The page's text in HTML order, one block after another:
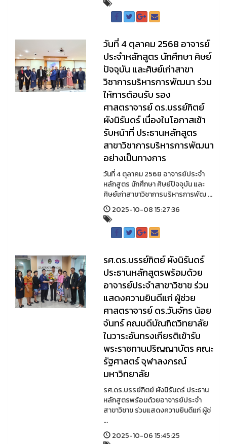
วันที่ 4 ตุลาคม 2568 อาจารย์
ประจำหลักสูตร นักศึกษา ศิษย์
ปัจจุบัน และศิษย์เก่าสาขา
วิชาการบริหารการพัฒนา ร่วม
ให้การต้อนรับ รอง
ศาสตราจารย์ ดร.บรรย์ฑิตย์
ผังนิรันดร์ เนื่องในโอกาสเข้า
รับหน้าที่ ประธานหลักสูตร
สาขาวิชาการบริหารการพัฒนา
อย่างเป็นทางการ
วันที่ 4 ตุลาคม 2568 อาจารย์ประจำ
หลักสูตร นักศึกษา ศิษย์ปัจจุบัน และ
ศิษย์เก่าสาขาวิชาการบริหารการพัฒ ...
2025-10-08 15:27:36
รศ.ดร.บรรย์ฑิตย์ ผังนิรันดร์
ประธานหลักสูตรพร้อมด้วย
อาจารย์ประจำสาขาวิชาข ร่วม
แสดงความยินดีแก่ ผู้ช่วย
ศาสตราจารย์ ดร.วันจักร น้อย
จันทร์ คณบดีบัณฑิตวิทยาลัย
ในวาระอันทรงเกียรติเข้ารับ
พระราชทานปริญญาบัตร คณะ
รัฐศาสตร์ จุฬาลงกรณ์
มหาวิทยาลัย
รศ.ดร.บรรย์ฑิตย์ ผังนิรันดร์ ประธาน
หลักสูตรพร้อมด้วยอาจารย์ประจำ
สาขาวิชาข ร่วมแสดงความยินดีแก่ ผู้ช่
...
2025-10-06 15:45:25